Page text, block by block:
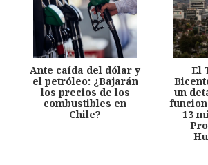
Ante caída del dólar y
el petróleo: ¿Bajarán
los precios de los
combustibles en
Chile?
El
un
13